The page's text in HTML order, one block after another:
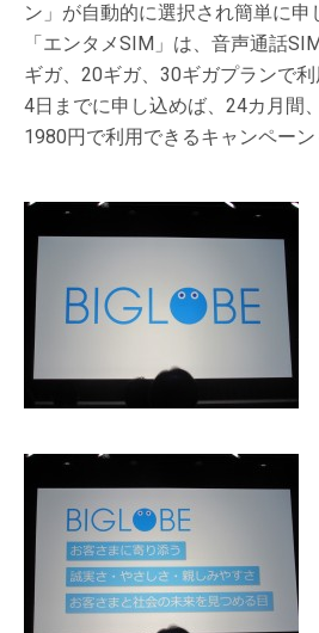
ン」が自動的に選択され簡単に申
「エンタメSIM」は、音声通話
ギガ、20ギガ、30ギガプランで
4日までに申し込めば、24カ月間
1980円で利用できるキャンペーン